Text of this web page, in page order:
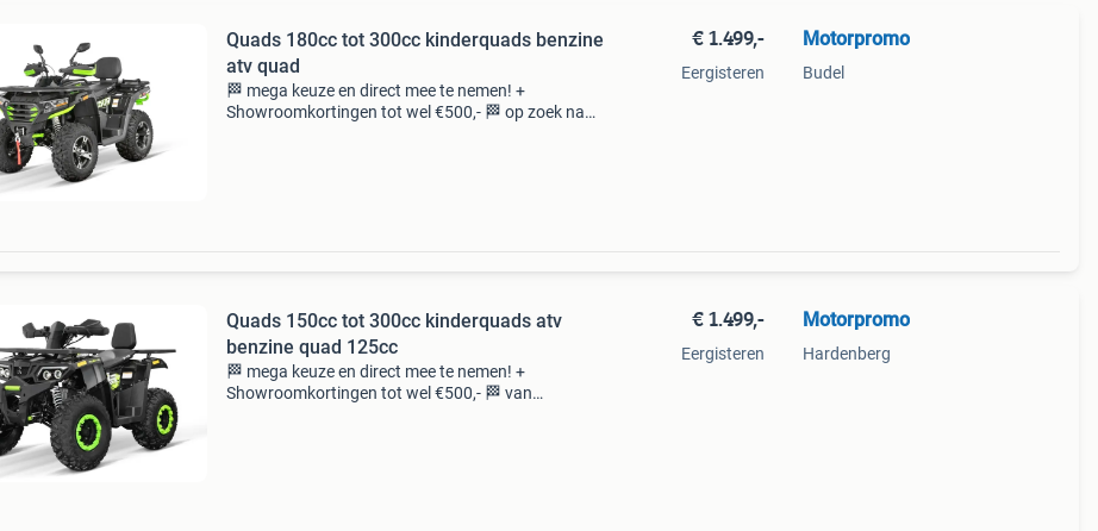
Quads 180cc tot 300cc kinderquads benzine
atv quad
🏁 mega keuze en direct mee te nemen! +
Showroomkortingen tot wel €500,- 🏁 op zoek naar
€ 1.499,-
Eergisteren
Motorpromo
Budel
Quads 150cc tot 300cc kinderquads atv
benzine quad 125cc
🏁 mega keuze en direct mee te nemen! +
Showroomkortingen tot wel €500,- 🏁 van
€ 1.499,-
Eergisteren
Motorpromo
Hardenberg